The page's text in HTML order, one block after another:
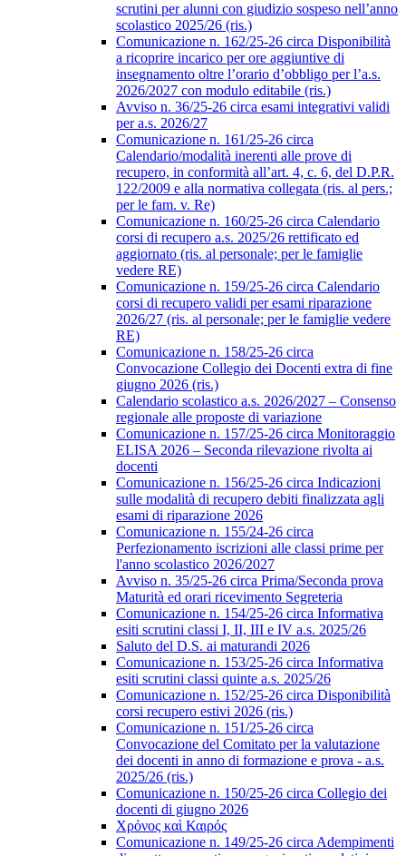
scrutini per alunni con giudizio sospeso nell’anno
scolastico 2025/26 (ris.)
Comunicazione n. 162/25-26 circa Disponibilità
a ricoprire incarico per ore aggiuntive di
insegnamento oltre l’orario d’obbligo per l’a.s.
2026/2027 con modulo editabile (ris.)
Avviso n. 36/25-26 circa esami integrativi validi
per a.s. 2026/27
Comunicazione n. 161/25-26 circa
Calendario/modalità inerenti alle prove di
recupero, in conformità all’art. 4, c. 6, del D.P.R.
122/2009 e alla normativa collegata (ris. al pers.;
per le fam. v. Re)
Comunicazione n. 160/25-26 circa Calendario
corsi di recupero a.s. 2025/26 rettificato ed
aggiornato (ris. al personale; per le famiglie
vedere RE)
Comunicazione n. 159/25-26 circa Calendario
corsi di recupero validi per esami riparazione
2026/27 (ris. al personale; per le famiglie vedere
RE)
Comunicazione n. 158/25-26 circa
Convocazione Collegio dei Docenti extra di fine
giugno 2026 (ris.)
Calendario scolastico a.s. 2026/2027 – Consenso
regionale alle proposte di variazione
Comunicazione n. 157/25-26 circa Monitoraggio
ELISA 2026 – Seconda rilevazione rivolta ai
docenti
Comunicazione n. 156/25-26 circa Indicazioni
sulle modalità di recupero debiti finalizzata agli
esami di riparazione 2026
Comunicazione n. 155/24-26 circa
Perfezionamento iscrizioni alle classi prime per
l'anno scolastico 2026/2027
Avviso n. 35/25-26 circa Prima/Seconda prova
Maturità ed orari ricevimento Segreteria
Comunicazione n. 154/25-26 circa Informativa
esiti scrutini classi I, II, III e IV a.s. 2025/26
Saluto del D.S. ai maturandi 2026
Comunicazione n. 153/25-26 circa Informativa
esiti scrutini classi quinte a.s. 2025/26
Comunicazione n. 152/25-26 circa Disponibilità
corsi recupero estivi 2026 (ris.)
Comunicazione n. 151/25-26 circa
Convocazione del Comitato per la valutazione
dei docenti in anno di formazione e prova - a.s.
2025/26 (ris.)
Comunicazione n. 150/25-26 circa Collegio dei
docenti di giugno 2026
Χρόνος καὶ Καιρός
Comunicazione n. 149/25-26 circa Adempimenti